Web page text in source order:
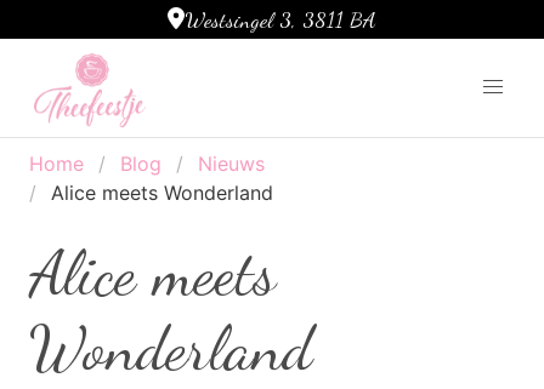
Ga naar de inhoud
Westsingel 3, 3811 BA
Home Blog
Nieuws
Alice meets Wonderland
Alice meets
Wonderland